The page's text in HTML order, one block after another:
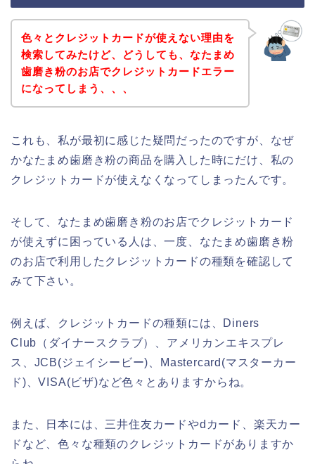
色々とクレジットカードが使えない理由を
検索してみたけど、どうしても、なたまめ
歯磨き粉のお店でクレジットカードエラー
になってしまう、、、
これも、私が最初に感じた疑問だったのですが、なぜ
かなたまめ歯磨き粉の商品を購入した時にだけ、私の
クレジットカードが使えなくなってしまったんです。
そして、なたまめ歯磨き粉のお店でクレジットカード
が使えずに困っている人は、一度、なたまめ歯磨き粉
のお店で利用したクレジットカードの種類を確認して
みて下さい。
例えば、クレジットカードの種類には、Diners
Club（ダイナースクラブ）、アメリカンエキスプレ
ス、JCB(ジェイシービー)、Mastercard(マスターカー
ド)、VISA(ビザ)など色々とありますからね。
また、日本には、三井住友カードやdカード、楽天カー
ドなど、色々な種類のクレジットカードがありますか